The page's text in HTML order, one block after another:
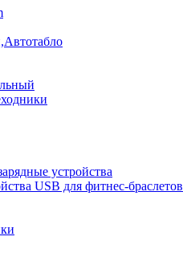
устройства
USB для фитнес-браслетов